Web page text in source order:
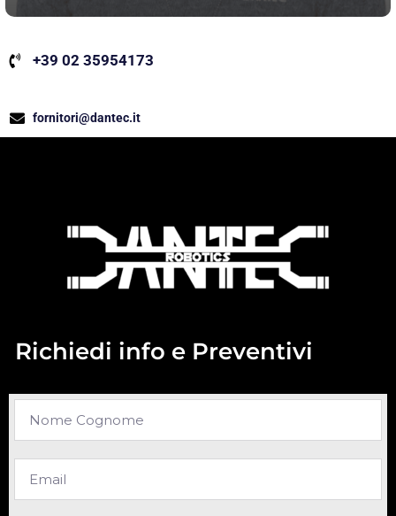
+39 02 35954173
fornitori@dantec.it
Richiedi info e Preventivi